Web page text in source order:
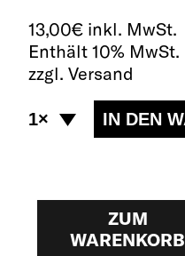
13,00€ inkl. MwSt.
Enthält 10% MwSt.
zzgl. Versand
ZUM
WARENKORB